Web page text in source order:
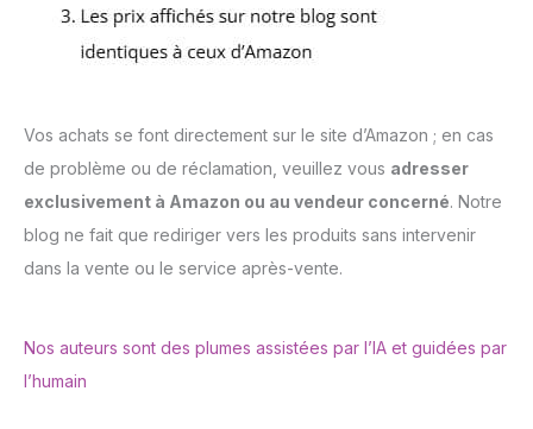
Vos achats se font directement sur le site d’Amazon ; en cas
de problème ou de réclamation, veuillez vous adresser
exclusivement à Amazon ou au vendeur concerné. Notre
blog ne fait que rediriger vers les produits sans intervenir
dans la vente ou le service après-vente.
Nos auteurs sont des plumes assistées par l’IA et guidées par
l’humain